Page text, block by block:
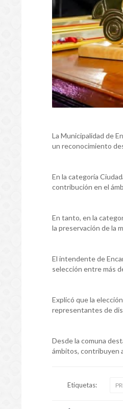
La Municipalidad de
un reconocimiento
En la categoría
contribución en el
En tanto, en la
la preservación de la
El intendente de
selección entre más
Explicó que la
representantes de
Desde la comuna
ámbitos, contribuyen
Etiquetas: